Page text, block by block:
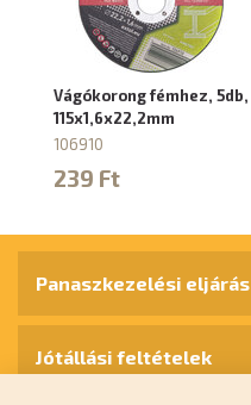
Vágókorong fémhez, 5db,
115x1,6x22,2mm
106910
239 Ft
Panaszkezelési eljárás
Jótállási feltételek